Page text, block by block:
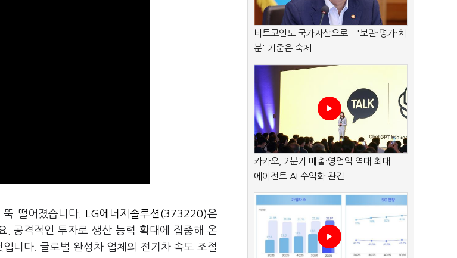
떨어졌습니다. LG에너지솔루션(373220)은
공격적인 투자로 생산 능력 확대에 집중해 온
니다. 글로벌 완성차 업체의 전기차 속도 조절
비트코인도 국가자산으로…'보관·평가·처
분' 기준은 숙제
카카오, 2분기 매출·영업익 역대 최대…
에이전트 AI 수익화 관건